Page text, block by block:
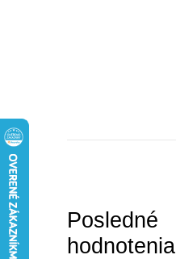
lPosledné
hodnotenia